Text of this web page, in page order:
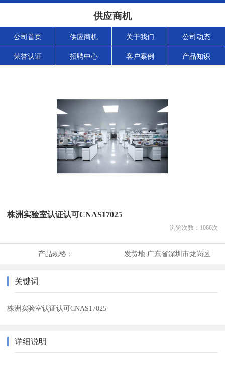
供应商机
公司首页 供应商机 关于我们 公司动态
荣誉认证 招聘中心 客户案例 产品知识
株洲实验室认证认可CNAS17025
浏览次数： 1066次
产品规格： 发货地:广东省深圳市龙岗区
关键词
株洲实验室认证认可CNAS17025
详细说明